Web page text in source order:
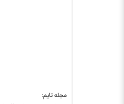
مجله تایم: